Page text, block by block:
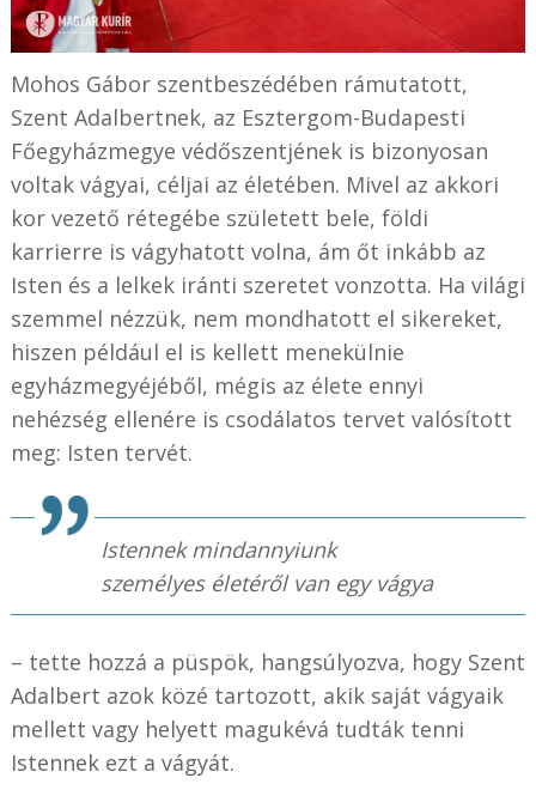
Mohos Gábor szentbeszédében rámutatott,
Szent Adalbertnek, az Esztergom-Budapesti
Főegyházmegye védőszentjének is bizonyosan
voltak vágyai, céljai az életében. Mivel az akkori
kor vezető rétegébe született bele, földi
karrierre is vágyhatott volna, ám őt inkább az
Isten és a lelkek iránti szeretet vonzotta. Ha világi
szemmel nézzük, nem mondhatott el sikereket,
hiszen például el is kellett menekülnie
egyházmegyéjéből, mégis az élete ennyi
nehézség ellenére is csodálatos tervet valósított
meg: Isten tervét.
Istennek mindannyiunk
személyes életéről van egy vágya
– tette hozzá a püspök, hangsúlyozva, hogy Szent
Adalbert azok közé tartozott, akik saját vágyaik
mellett vagy helyett magukévá tudták tenni
Istennek ezt a vágyát.